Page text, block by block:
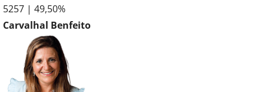
5257 | 49,50%
Carvalhal Benfeito